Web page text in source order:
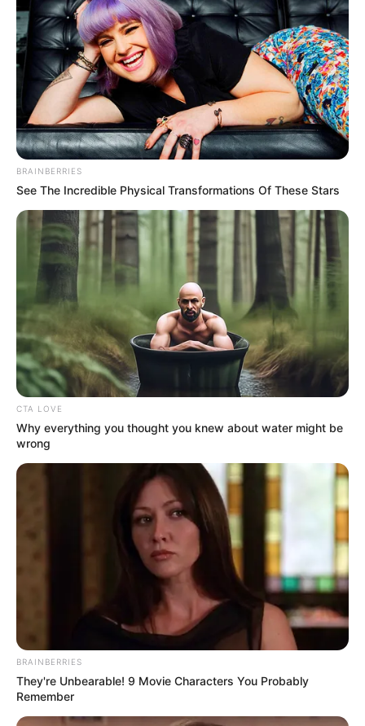
¡PÁNICO EN EL
ENTORNO DIGITAL! Se
encienden las alarmas
tras revelarse un
BRAINBERRIES
See The Incredible Physical Transformations Of These Stars
CTA LOVE
Why everything you thought you knew about water might be
wrong
BRAINBERRIES
They're Unbearable! 9 Movie Characters You Probably
Remember